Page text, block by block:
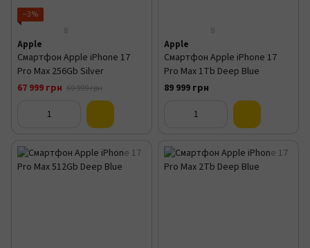
−3%
8
Apple
Смартфон Apple iPhone 17
Pro Max 256Gb Silver
67 999 грн 69 999 грн
8
Apple
Смартфон Apple iPhone 17
Pro Max 1Tb Deep Blue
89 999 грн